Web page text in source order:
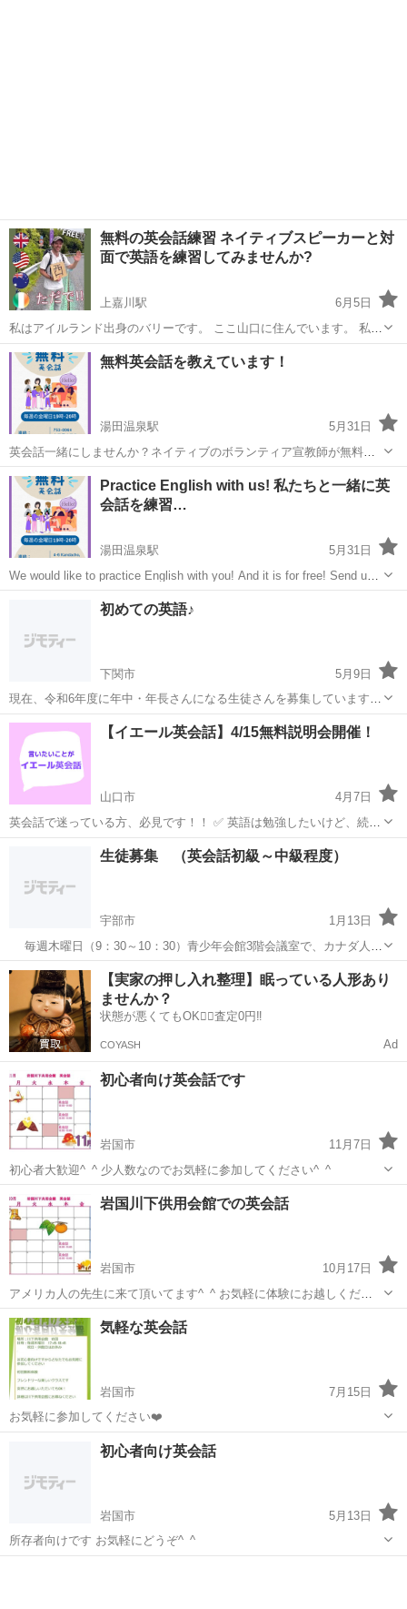
無料の英会話練習 ネイティブスピーカーと対
面で英語を練習してみませんか?
上嘉川駅
6月5日
私はアイルランド出身のバリーです。 ここ山口に住んでいます。 私は
素晴らしい日本の家族と一緒に働き、ボランティア活動をするために
日本に6か月間滞在します。 私が提供するのは、山口市中心部での 30
～ 40 分の無料英会...
山口 山口市 上嘉川駅 英語 セッション
無料英会話を教えています！
湯田温泉駅
5月31日
英会話一緒にしませんか？ネイティブのボランティア宣教師が無料で
教えてくれます！グループと個人クラスを教えていますので興味あれ
ば是非一緒に勉強しましょう！メッセージを送ってください！✨
山口 山口市 無料
Practice English with us! 私たちと一緒に英
会話を練習…
湯田温泉駅
5月31日
We would like to practice English with you! And it is for free! Send us a
message if you're interested! 私たちと一...
山口市 湯田温泉駅
初めての英語♪
下関市
5月9日
現在、令和6年度に年中・年長さんになる生徒さんを募集しています。
楽しみながら英語に親しむことができるレッスンを行っています。初
めての習い事にいかがですか？ ただ今無料体験レッスン受付中です♪
月謝は4000円...
山口 下関市 英語/基礎英語 レッスン
【イエール英会話】4/15無料説明会開催！
山口市
4月7日
英会話で迷っている方、必見です！！ ✅ 英語は勉強したいけど、続か
ない ✅ 毎回初めまして・・の格安オンライン英会話😭 ✅ 自分にピッ
タリの英会話教室がない ✅ 英語にコンプレックスがある 私たちのイ
英会話 コミュニケーション
生徒募集 （英会話初級～中級程度）
宇部市
1月13日
毎週木曜日（9：30～10：30）青少年会館3階会議室で、カナダ人の
先生を囲んで毎回テーマを決め、フリートーキングの形で英会話を学
んでいます。 ちょっと話したい方も、より上手になりたい人も。いつ
でも見学いただけますの...
山口 宇部市 英会話 青少年会館
【実家の押し入れ整理】眠っている人形あり
ませんか？
状態が悪くてもOK🙆‍♀️査定0円‼️
COYASH Ad
初心者向け英会話です
岩国市
11月7日
初心者大歓迎^_^ 少人数なのでお気軽に参加してください^_^
山口 岩国市 英会話 初心者
岩国川下供用会館での英会話
岩国市
10月17日
アメリカ人の先生に来て頂いてます^_^ お気軽に体験にお越しくださ
い^_^ 初心者大歓迎🤗
山口 岩国市 英会話 会館
気軽な英会話
岩国市
7月15日
お気軽に参加してください❤️
岩国市 英会話
初心者向け英会話
岩国市
5月13日
所存者向けです お気軽にどうぞ^_^